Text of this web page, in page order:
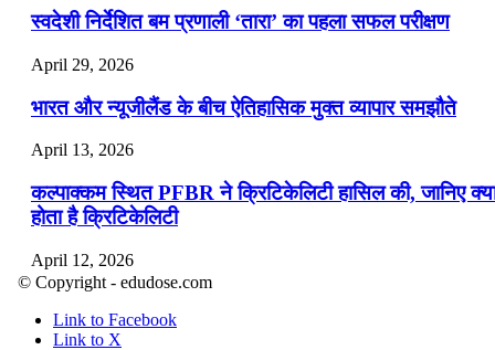
स्वदेशी निर्देशित बम प्रणाली ‘तारा’ का पहला सफल परीक्षण
April 29, 2026
भारत और न्यूजीलैंड के बीच ऐतिहासिक मुक्त व्यापार समझौते
April 13, 2026
कल्पाक्कम स्थित PFBR ने क्रिटिकेलिटी हासिल की, जानिए
होता है क्रिटिकेलिटी
April 12, 2026
April 9, 2026
© Copyright - edudose.com
Link to Facebook
Link to X